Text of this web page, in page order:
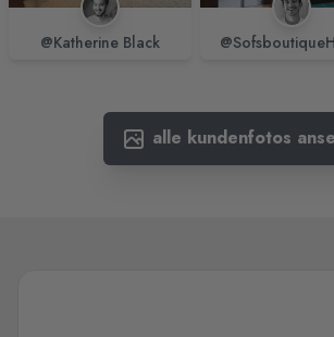
@Katherine Black
alle kundenfotos